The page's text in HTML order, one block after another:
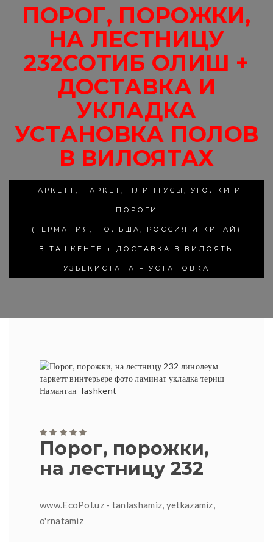
ПОРОГ, ПОРОЖКИ,
НА ЛЕСТНИЦУ
232СОТИБ ОЛИШ +
ДОСТАВКА И
УКЛАДКА
УСТАНОВКА ПОЛОВ
В ВИЛОЯТАХ
ТАРКЕТТ, ПАРКЕТ, ПЛИНТУСЫ, УГОЛКИ И
ПОРОГИ
(ГЕРМАНИЯ, ПОЛЬША, РОССИЯ И КИТАЙ)
В ТАШКЕНТЕ + ДОСТАВКА В ВИЛОЯТЫ
УЗБЕКИСТАНА + УСТАНОВКА
Порог, порожки,
на лестницу 232
www.EcoPol.uz - tanlashamiz, yetkazamiz,
o'rnatamiz